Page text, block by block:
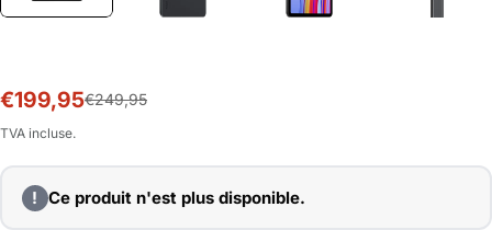
Prix
soldé
€199,95
Prix
habituel
€249,95
TVA incluse.
! Ce produit n'est plus disponible.